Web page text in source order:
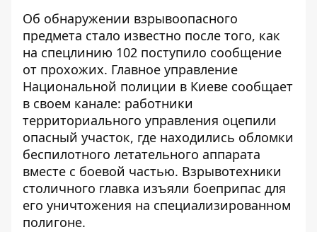
Об обнаружении взрывоопасного
предмета стало известно после того, как
на спецлинию 102 поступило сообщение
от прохожих. Главное управление
Национальной полиции в Киеве сообщает
в своем канале: работники
территориального управления оцепили
опасный участок, где находились обломки
беспилотного летательного аппарата
вместе с боевой частью. Взрывотехники
столичного главка изъяли боеприпас для
его уничтожения на специализированном
полигоне.